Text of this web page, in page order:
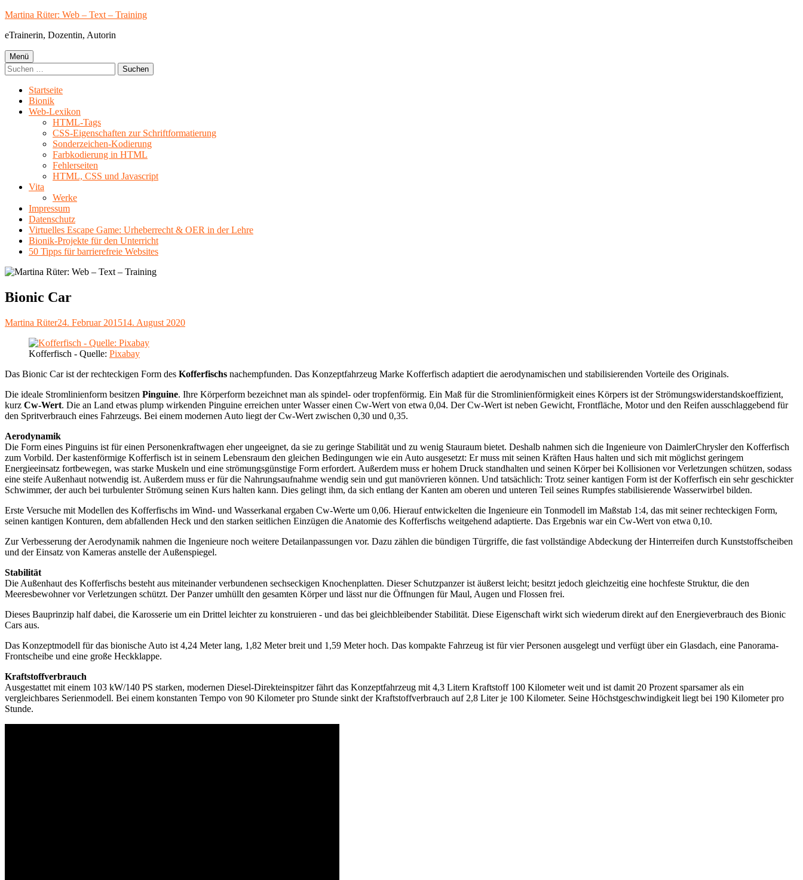
Springe
Inhalt
Martina Rüter: Web – Text – Training
eTrainerin, Dozentin, Autorin
Primäres
Menü
Menü
Suchen
nach:
Startseite
Bionik
Web-Lexikon
HTML-Tags
CSS-Eigenschaften zur Schriftformatierung
Sonderzeichen-Kodierung
Farbkodierung in HTML
Fehlerseiten
HTML, CSS und Javascript
Vita
Werke
Impressum
Datenschutz
Virtuelles Escape Game: Urheberrecht & OER in der Lehre
Bionik-Projekte für den Unterricht
50 Tipps für barrierefreie Websites
Bionic Car
Autor
Martina RüterVeröffentlicht
24. Februar 201514. August 2020
Kofferfisch - Quelle: Pixabay
Das Bionic Car ist der rechteckigen Form des Kofferfischs nachempfunden. Das Konzeptfahrzeug Marke Kofferfisch adaptiert die aerodynamischen und stabilisierenden Vorteile des Originals.
Die ideale Stromlinienform besitzen Pinguine. Ihre Körperform bezeichnet man als spindel- oder tropfenförmig. Ein Maß für die Stromlinienförmigkeit eines Körpers ist der Strömungswiderstandskoeffizient,
kurz Cw-Wert. Die an Land etwas plump wirkenden Pinguine erreichen unter Wasser einen Cw-Wert von etwa 0,04. Der Cw-Wert ist neben Gewicht, Frontfläche, Motor und den Reifen ausschlaggebend für
den Spritverbrauch eines Fahrzeugs. Bei einem modernen Auto liegt der Cw-Wert zwischen 0,30 und 0,35.
Aerodynamik
Die Form eines Pinguins ist für einen Personenkraftwagen eher ungeeignet, da sie zu geringe Stabilität und zu wenig Stauraum bietet. Deshalb nahmen sich die Ingenieure von DaimlerChrysler den Kofferfisch
zum Vorbild. Der kastenförmige Kofferfisch ist in seinem Lebensraum den gleichen Bedingungen wie ein Auto ausgesetzt: Er muss mit seinen Kräften Haus halten und sich mit möglichst geringem
Energieeinsatz fortbewegen, was starke Muskeln und eine strömungsgünstige Form erfordert. Außerdem muss er hohem Druck standhalten und seinen Körper bei Kollisionen vor Verletzungen schützen, sodass
eine steife Außenhaut notwendig ist. Außerdem muss er für die Nahrungsaufnahme wendig sein und gut manövrieren können. Und tatsächlich: Trotz seiner kantigen Form ist der Kofferfisch ein sehr geschickter
Schwimmer, der auch bei turbulenter Strömung seinen Kurs halten kann. Dies gelingt ihm, da sich entlang der Kanten am oberen und unteren Teil seines Rumpfes stabilisierende Wasserwirbel bilden.
Erste Versuche mit Modellen des Kofferfischs im Wind- und Wasserkanal ergaben Cw-Werte um 0,06. Hierauf entwickelten die Ingenieure ein Tonmodell im Maßstab 1:4, das mit seiner rechteckigen Form,
seinen kantigen Konturen, dem abfallenden Heck und den starken seitlichen Einzügen die Anatomie des Kofferfischs weitgehend adaptierte. Das Ergebnis war ein Cw-Wert von etwa 0,10.
Zur Verbesserung der Aerodynamik nahmen die Ingenieure noch weitere Detailanpassungen vor. Dazu zählen die bündigen Türgriffe, die fast vollständige Abdeckung der Hinterreifen durch Kunststoffscheiben
und der Einsatz von Kameras anstelle der Außenspiegel.
Stabilität
Die Außenhaut des Kofferfischs besteht aus miteinander verbundenen sechseckigen Knochenplatten. Dieser Schutzpanzer ist äußerst leicht; besitzt jedoch gleichzeitig eine hochfeste Struktur, die den
Meeresbewohner vor Verletzungen schützt. Der Panzer umhüllt den gesamten Körper und lässt nur die Öffnungen für Maul, Augen und Flossen frei.
Dieses Bauprinzip half dabei, die Karosserie um ein Drittel leichter zu konstruieren - und das bei gleichbleibender Stabilität. Diese Eigenschaft wirkt sich wiederum direkt auf den Energieverbrauch des Bionic
Cars aus.
Das Konzeptmodell für das bionische Auto ist 4,24 Meter lang, 1,82 Meter breit und 1,59 Meter hoch. Das kompakte Fahrzeug ist für vier Personen ausgelegt und verfügt über ein Glasdach, eine Panorama-
Frontscheibe und eine große Heckklappe.
Kraftstoffverbrauch
Ausgestattet mit einem 103 kW/140 PS starken, modernen Diesel-Direkteinspitzer fährt das Konzeptfahrzeug mit 4,3 Litern Kraftstoff 100 Kilometer weit und ist damit 20 Prozent sparsamer als ein
vergleichbares Serienmodell. Bei einem konstanten Tempo von 90 Kilometer pro Stunde sinkt der Kraftstoffverbrauch auf 2,8 Liter je 100 Kilometer. Seine Höchstgeschwindigkeit liegt bei 190 Kilometer pro
Stunde.